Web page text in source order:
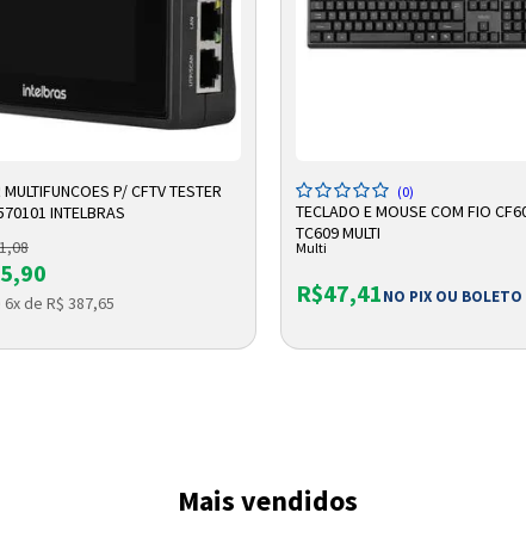
Cartão de crédito
A SACOLA
P/ CFTV TESTER
INTELBRAS
de R$ 387,65
ADICIONAR A SACOLA
(0)
TECLADO E MOUSE COM FIO
TC609 MULTI
Multi
R$47,41NO PIX OU BOLETO
Mais vendidos